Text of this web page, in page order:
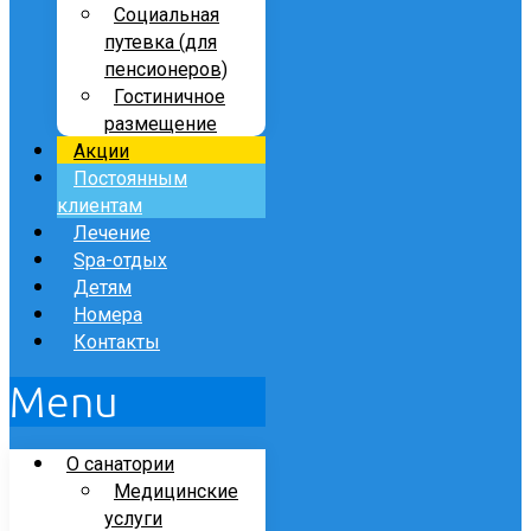
Социальная
путевка (для
пенсионеров)
Гостиничное
размещение
Акции
Постоянным
клиентам
Лечение
Spa-отдых
Детям
Номера
Контакты
Menu
О санатории
Медицинские
услуги